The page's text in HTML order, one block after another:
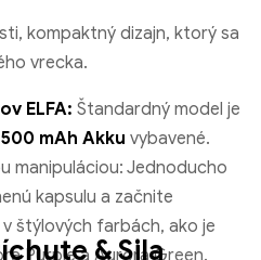
kompaktný dizajn, ktorý sa
vrecka.
ELFA: Štandardný model je
500 mAh Akku vybavené.
manipuláciou: Jednoducho
kapsulu a začnite
štýlových farbách, ako je
& Sila